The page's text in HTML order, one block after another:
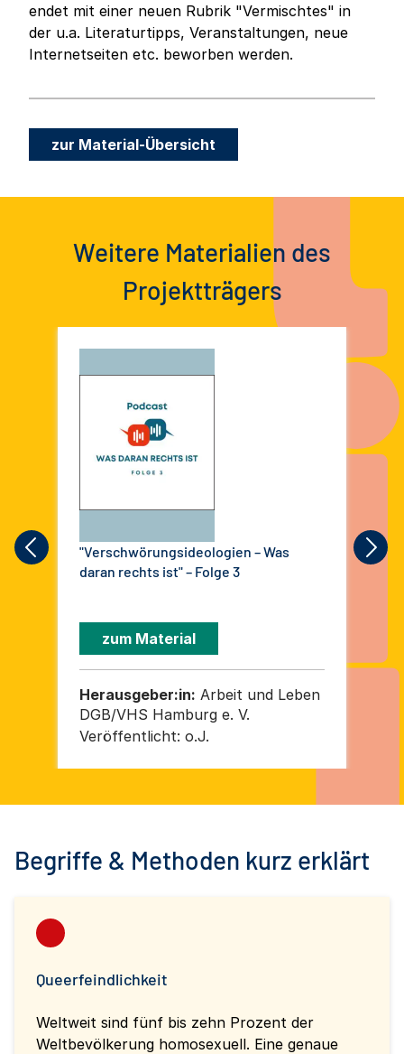
endet mit einer neuen Rubrik "Vermischtes" in
der u.a. Literaturtipps, Veranstaltungen, neue
Internetseiten etc. beworben werden.
zur Material-Übersicht
Weitere Materialien des
Projektträgers
"Verschwörungsideologien – Was
daran rechts ist" – Folge 3
zum Material
Herausgeber:in: Arbeit und Leben
DGB/VHS Hamburg e. V.
Veröffentlicht: o.J.
Begriffe & Methoden kurz erklärt
Queerfeindlichkeit
Weltweit sind fünf bis zehn Prozent der
Weltbevölkerung homosexuell. Eine genaue